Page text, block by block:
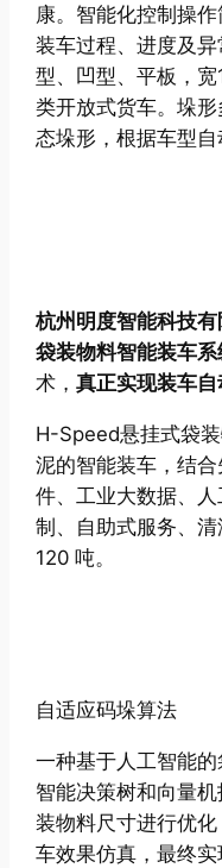
康。智能化控制操
装车过程、进度及
型、凹型、平板，
类开放式货车。垛
态垛形，根据车型自
杭州明度智能科技
袋装物料智能装车系
术，真正实现装车
H-Speed悬挂式袋
泥的智能装车，结
件、工业大数据、
制、自助式服务、
120 吨。
自适应码垛算法
一种基于人工智能
智能决策树和向量
装物料尺寸进行优
车效果仿真，最终